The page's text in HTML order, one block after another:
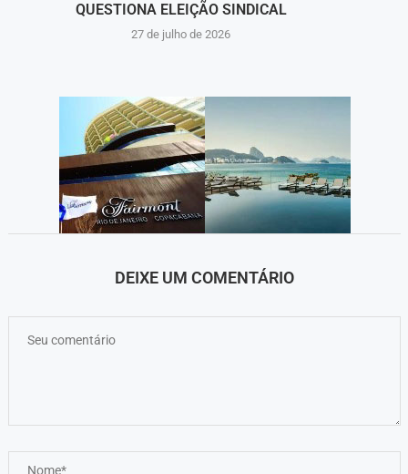
QUESTIONA ELEIÇÃO SINDICAL
27 de julho de 2026
DEIXE UM COMENTÁRIO